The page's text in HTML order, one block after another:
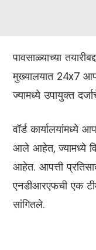
पावसाळ्याच्या
मुख्यालयात 24x7
ज्यामध्ये उपायुक्त
वॉर्ड कार्यालयांमध्ये
आले आहेत, ज्यामध्ये
आहेत. आपत्ती
एनडीआरएफची एक
सांगितले.